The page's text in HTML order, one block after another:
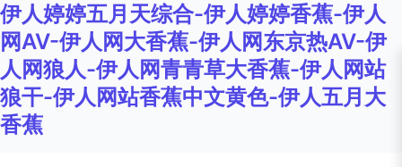
伊人婷婷五月天综合-伊人婷婷香蕉-伊人
网AV-伊人网大香蕉-伊人网东京热AV-伊
人网狼人-伊人网青青草大香蕉-伊人网站
狼干-伊人网站香蕉中文黄色-伊人五月大
香蕉